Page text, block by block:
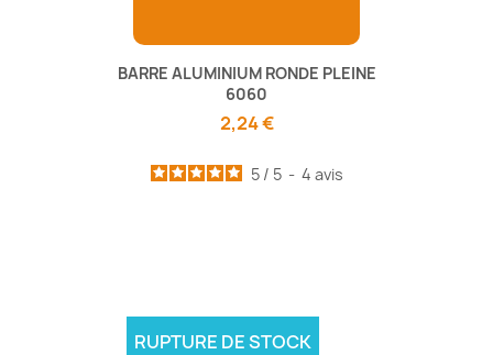
BARRE ALUMINIUM RONDE PLEINE
6060
2,24 €
5 / 5 - 4 avis
RUPTURE DE STOCK